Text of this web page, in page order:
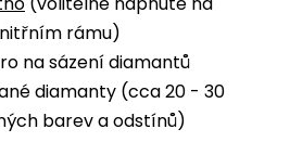
rámu)
na sázení diamantů
diamanty (cca 20 - 30
barev a odstínů)